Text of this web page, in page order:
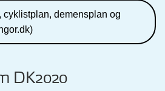
cyklistplan, demensplan og
DK2020